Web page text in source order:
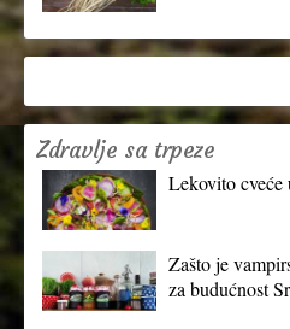
Zdravlje sa trpeze
Lekovito cveće
Zašto je
za budućnost